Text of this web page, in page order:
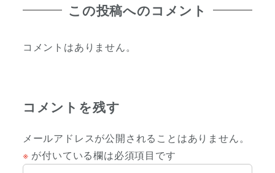
この投稿へのコメント
コメントはありません。
コメントを残す
メールアドレスが公開されることはありません。
※ が付いている欄は必須項目です